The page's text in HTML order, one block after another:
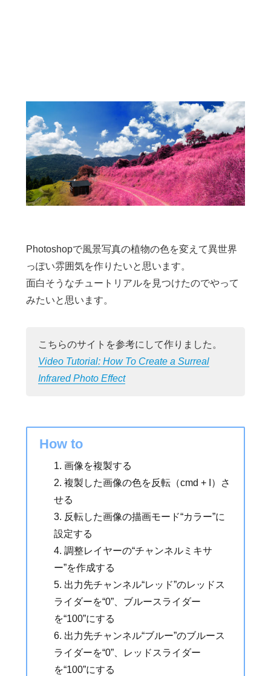
Photoshopで風景写真の植物の色を変えて異世界
っぽい雰囲気を作りたいと思います。
面白そうなチュートリアルを見つけたのでやって
みたいと思います。
こちらのサイトを参考にして作りました。
Video Tutorial: How To Create a Surreal
Infrared Photo Effect
How to
画像を複製する
複製した画像の色を反転（cmd + I）さ
せる
反転した画像の描画モード“カラー”に
設定する
調整レイヤーの“チャンネルミキサ
ー”を作成する
出力先チャンネル“レッド”のレッドス
ライダーを“0”、ブルースライダー
を“100”にする
出力先チャンネル“ブルー”のブルース
ライダーを“0”、レッドスライダー
を“100”にする